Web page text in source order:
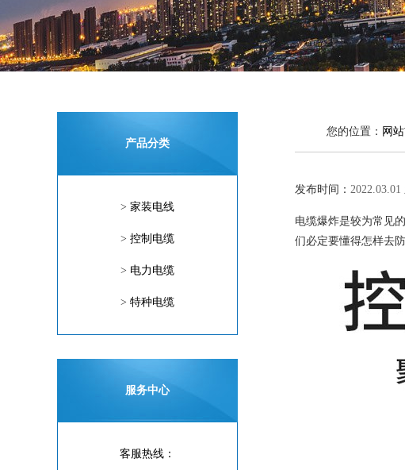
产品分类
> 家装电线
> 控制电缆
> 电力电缆
> 特种电缆
服务中心
客服热线：
您的位置： 网
发布时间： 2022.03.01
电缆爆炸是较为常见
们必定要懂得怎样去